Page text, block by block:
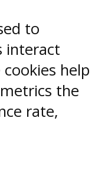
to
interact
help
the
rate,